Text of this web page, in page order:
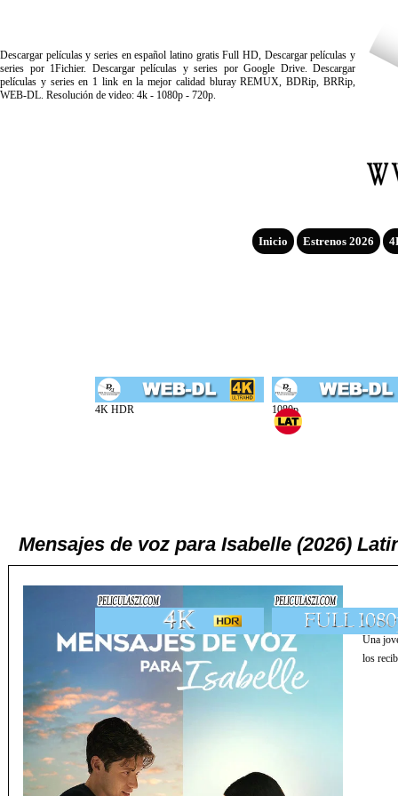
Descargar películas y series en español latino gratis Full HD, Descargar películas y
series por 1Fichier. Descargar películas y series por Google Drive. Descargar
películas y series en 1 link en la mejor calidad bluray REMUX, BDRip, BRRip,
WEB-DL. Resolución de video: 4k - 1080p - 720p.
Inicio Estrenos 2026
Mensajes de voz para Isabelle (2026)
Una
los